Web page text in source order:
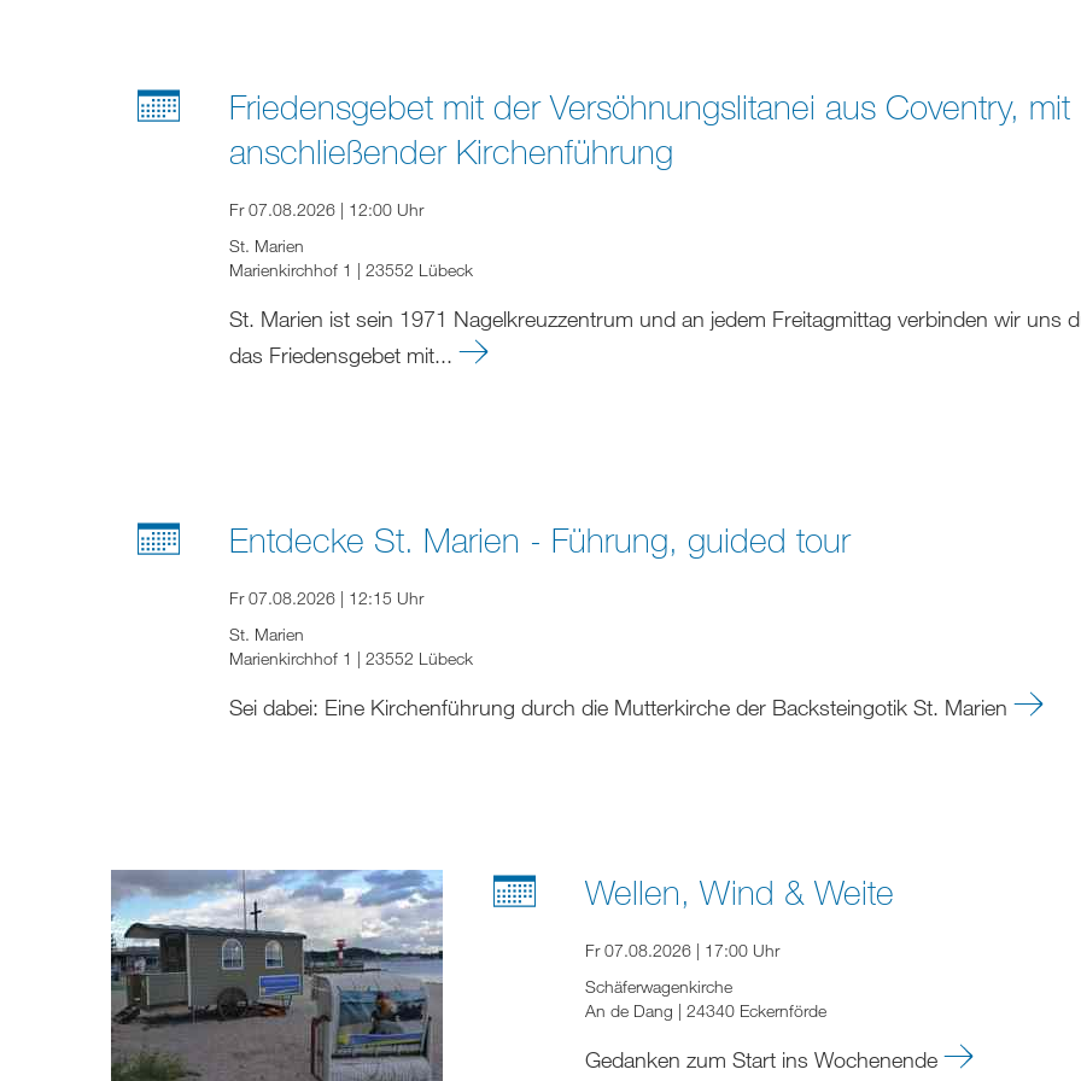
Friedensgebet mit der Versöhnungslitanei aus Coventry, mit
anschließender Kirchenführung
Fr 07.08.2026 | 12:00 Uhr
St. Marien
Marienkirchhof 1 | 23552 Lübeck
St. Marien ist sein 1971 Nagelkreuzzentrum und an jedem Freitagmittag verbinden wir uns
das Friedensgebet mit...
Entdecke St. Marien - Führung, guided tour
Fr 07.08.2026 | 12:15 Uhr
St. Marien
Marienkirchhof 1 | 23552 Lübeck
Sei dabei: Eine Kirchenführung durch die Mutterkirche der Backsteingotik St. Marien
Wellen, Wind & Weite
Fr 07.08.2026 | 17:00 Uhr
Schäferwagenkirche
An de Dang | 24340 Eckernförde
Gedanken zum Start ins Wochenende